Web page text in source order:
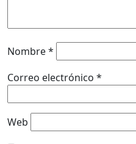
Nombre*
Correo electrónico *
Web